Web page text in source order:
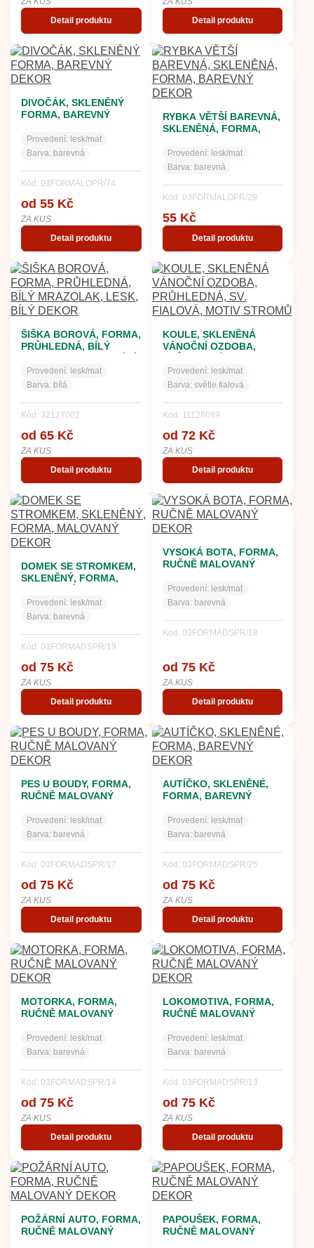
Detail produktu
Detail produktu
DIVOČÁK, SKLENĚNÝ
FORMA, BAREVNÝ
Provedení: lesk/mat
Barva: barevná
Kód: 03FORMALOPR/74
od 55 Kč
ZA KUS
Detail produktu
RYBKA VĚTŠÍ BAREVNÁ,
SKLENĚNÁ, FORMA,
Provedení: lesk/mat
Barva: barevná
Kód: 03FORMALOPR/29
55 Kč
Detail produktu
ŠIŠKA BOROVÁ, FORMA,
PRŮHLEDNÁ, BÍLÝ
DEKOR
Provedení: lesk/mat
Barva: bílá
Kód: 3212T002
od 65 Kč
ZA KUS
Detail produktu
KOULE, SKLENĚNÁ
VÁNOČNÍ OZDOBA,
FIALOVÁ, MOTIV
STROMŮ
Provedení: lesk/mat
Barva: světle fialová
Kód: 11128089
od 72 Kč
ZA KUS
Detail produktu
DOMEK SE STROMKEM,
SKLENĚNÝ, FORMA,
Provedení: lesk/mat
Barva: barevná
Kód: 03FORMADSPR/19
od 75 Kč
ZA KUS
Detail produktu
VYSOKÁ BOTA, FORMA,
RUČNĚ MALOVANÝ
Provedení: lesk/mat
Barva: barevná
Kód: 03FORMADSPR/18
od 75 Kč
ZA KUS
Detail produktu
PES U BOUDY, FORMA,
RUČNĚ MALOVANÝ
Provedení: lesk/mat
Barva: barevná
Kód: 03FORMADSPR/17
od 75 Kč
ZA KUS
Detail produktu
AUTÍČKO, SKLENĚNÉ,
FORMA, BAREVNÝ
Provedení: lesk/mat
Barva: barevná
Kód: 03FORMADSPR/25
od 75 Kč
ZA KUS
Detail produktu
MOTORKA, FORMA,
RUČNĚ MALOVANÝ
Provedení: lesk/mat
Barva: barevná
Kód: 03FORMADSPR/14
od 75 Kč
ZA KUS
Detail produktu
LOKOMOTIVA, FORMA,
RUČNĚ MALOVANÝ
Provedení: lesk/mat
Barva: barevná
Kód: 03FORMADSPR/13
od 75 Kč
ZA KUS
Detail produktu
POŽÁRNÍ AUTO, FORMA,
RUČNĚ MALOVANÝ
PAPOUŠEK, FORMA,
RUČNĚ MALOVANÝ